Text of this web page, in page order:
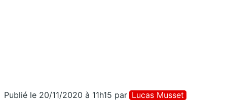
Publié le 20/11/2020 à 11h15 par Lucas Musset